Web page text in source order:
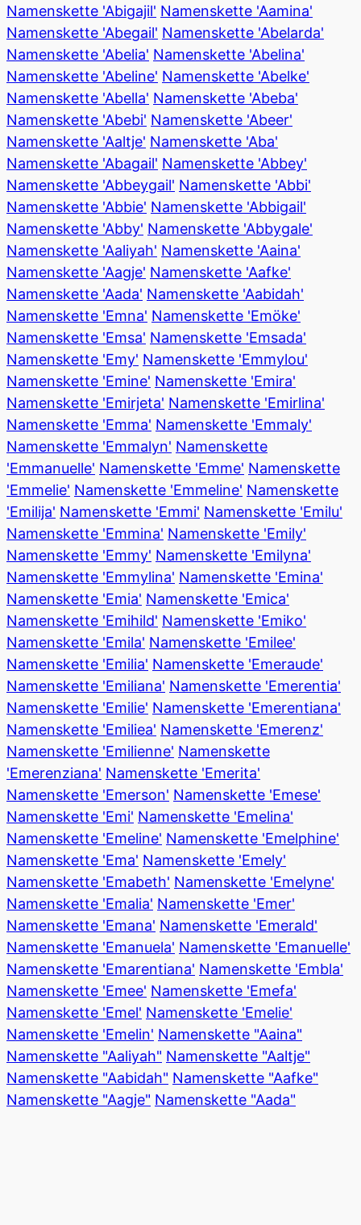
Namenskette 'Abigajil' Namenskette 'Aamina'
Namenskette 'Abegail' Namenskette 'Abelarda'
Namenskette 'Abelia' Namenskette 'Abelina'
Namenskette 'Abeline' Namenskette 'Abelke'
Namenskette 'Abella' Namenskette 'Abeba'
Namenskette 'Abebi' Namenskette 'Abeer'
Namenskette 'Aaltje' Namenskette 'Aba'
Namenskette 'Abagail' Namenskette 'Abbey'
Namenskette 'Abbeygail' Namenskette 'Abbi'
Namenskette 'Abbie' Namenskette 'Abbigail'
Namenskette 'Abby' Namenskette 'Abbygale'
Namenskette 'Aaliyah' Namenskette 'Aaina'
Namenskette 'Aagje' Namenskette 'Aafke'
Namenskette 'Aada' Namenskette 'Aabidah'
Namenskette 'Emna' Namenskette 'Emöke'
Namenskette 'Emsa' Namenskette 'Emsada'
Namenskette 'Emy' Namenskette 'Emmylou'
Namenskette 'Emine' Namenskette 'Emira'
Namenskette 'Emirjeta' Namenskette 'Emirlina'
Namenskette 'Emma' Namenskette 'Emmaly'
Namenskette 'Emmalyn' Namenskette
'Emmanuelle' Namenskette 'Emme' Namenskette
'Emmelie' Namenskette 'Emmeline' Namenskette
'Emilija' Namenskette 'Emmi' Namenskette 'Emilu'
Namenskette 'Emmina' Namenskette 'Emily'
Namenskette 'Emmy' Namenskette 'Emilyna'
Namenskette 'Emmylina' Namenskette 'Emina'
Namenskette 'Emia' Namenskette 'Emica'
Namenskette 'Emihild' Namenskette 'Emiko'
Namenskette 'Emila' Namenskette 'Emilee'
Namenskette 'Emilia' Namenskette 'Emeraude'
Namenskette 'Emiliana' Namenskette 'Emerentia'
Namenskette 'Emilie' Namenskette 'Emerentiana'
Namenskette 'Emiliea' Namenskette 'Emerenz'
Namenskette 'Emilienne' Namenskette
'Emerenziana' Namenskette 'Emerita'
Namenskette 'Emerson' Namenskette 'Emese'
Namenskette 'Emi' Namenskette 'Emelina'
Namenskette 'Emeline' Namenskette 'Emelphine'
Namenskette 'Ema' Namenskette 'Emely'
Namenskette 'Emabeth' Namenskette 'Emelyne'
Namenskette 'Emalia' Namenskette 'Emer'
Namenskette 'Emana' Namenskette 'Emerald'
Namenskette 'Emanuela' Namenskette 'Emanuelle'
Namenskette 'Emarentiana' Namenskette 'Embla'
Namenskette 'Emee' Namenskette 'Emefa'
Namenskette 'Emel' Namenskette 'Emelie'
Namenskette 'Emelin' Namenskette "Aaina"
Namenskette "Aaliyah" Namenskette "Aaltje"
Namenskette "Aabidah" Namenskette "Aafke"
Namenskette "Aagje" Namenskette "Aada"